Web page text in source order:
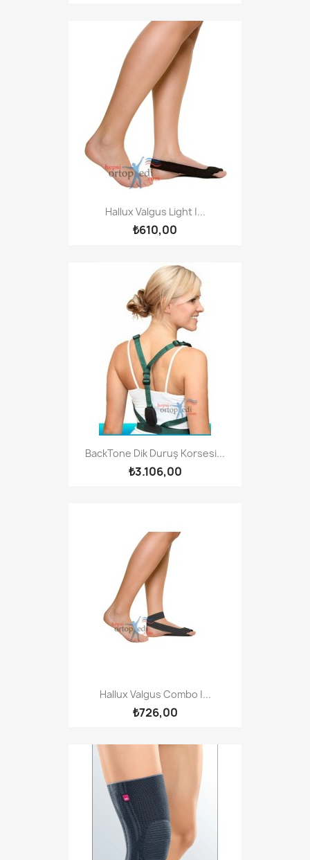
Hallux Valgus Light |...
₺610,00
BackTone Dik Duruş Korsesi...
₺3.106,00
Hallux Valgus Combo |...
₺726,00